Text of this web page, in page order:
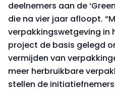
deelnemers aan de
die na vier jaar afloopt.
verpakkingswetgeving in
project de basis gelegd
vermijden van
meer herbruikbare
stellen de